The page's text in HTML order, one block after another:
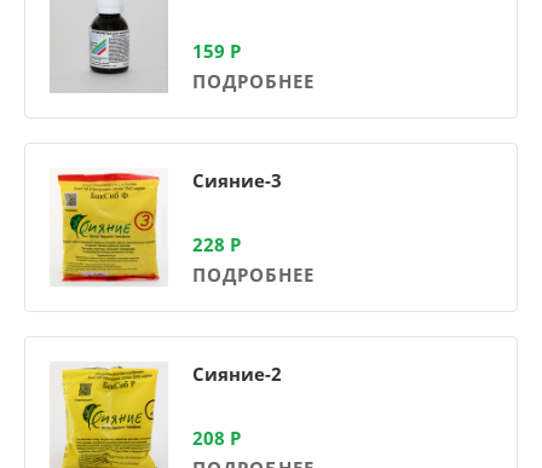
159 Р
ПОДРОБНЕЕ
Сияние-3
228 Р
ПОДРОБНЕЕ
Сияние-2
208 Р